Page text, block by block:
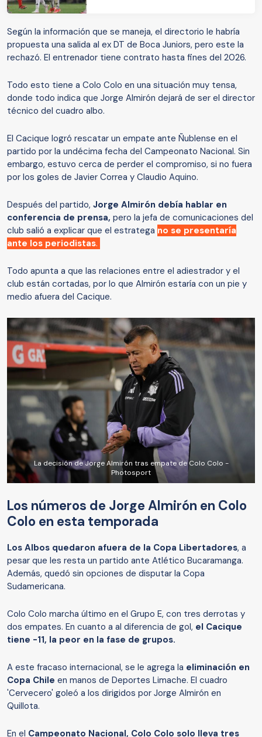
Según la información que se maneja, el directorio le habría
propuesta una salida al ex DT de Boca Juniors, pero este la
rechazó. El entrenador tiene contrato hasta fines del 2026.
Todo esto tiene a Colo Colo en una situación muy tensa,
donde todo indica que Jorge Almirón dejará de ser el director
técnico del cuadro albo.
El Cacique logró rescatar un empate ante Ñublense en el
partido por la undécima fecha del Campeonato Nacional. Sin
embargo, estuvo cerca de perder el compromiso, si no fuera
por los goles de Javier Correa y Claudio Aquino.
Después del partido, Jorge Almirón debía hablar en
conferencia de prensa, pero la jefa de comunicaciones del
club salió a explicar que el estratega no se presentaría
ante los periodistas.
Todo apunta a que las relaciones entre el adiestrador y el
club están cortadas, por lo que Almirón estaría con un pie y
medio afuera del Cacique.
La decisión de Jorge Almirón tras empate de Colo Colo -
Photosport
Los números de Jorge Almirón en Colo
Colo en esta temporada
Los Albos quedaron afuera de la Copa Libertadores, a
pesar que les resta un partido ante Atlético Bucaramanga.
Además, quedó sin opciones de disputar la Copa
Sudamericana.
Colo Colo marcha último en el Grupo E, con tres derrotas y
dos empates. En cuanto a al diferencia de gol, el Cacique
tiene -11, la peor en la fase de grupos.
A este fracaso internacional, se le agrega la eliminación en
Copa Chile en manos de Deportes Limache. El cuadro
'Cervecero' goleó a los dirigidos por Jorge Almirón en
Quillota.
En el Campeonato Nacional, Colo Colo solo lleva tres